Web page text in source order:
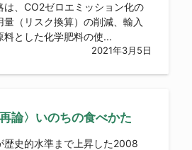
は、CO2ゼロエミッション化の
（リスク換算）の削減、輸入
料とした化学肥料の使...
2021年3月5日
論〉いのちの食べかた
史的水準まで上昇した2008